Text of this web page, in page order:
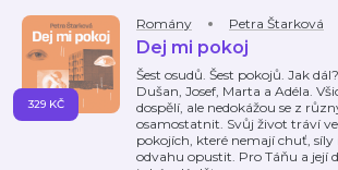
Romány Petra Štarková
Dej mi pokoj
Šest osudů. Šest pokojů. Jak
Dušan, Josef, Marta a Adéla.
dospělí, ale nedokážou se z
osamostatnit. Svůj život tráví
pokojích, které nemají chuť, síly
odvahu opustit. Pro Táňu a její
329 KČ